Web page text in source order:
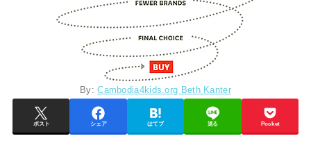
By:Cambodia4kids.org Beth Kanter
ポスト シェア はてブ 送る Pocket